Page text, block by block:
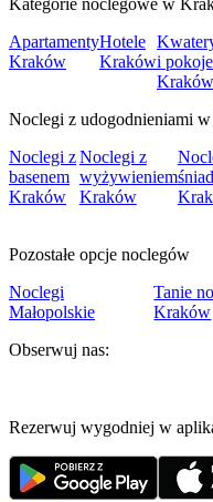
Apartamenty
Kraków
Hotele
Krakówi pokoje
Kraków
Noclegi z udogodnieniami
Noclegi z
basenem
Kraków
Noclegi z
wyżywieniem
Kraków
Pozostałe opcje noclegów
Noclegi
Małopolskie
Tanie
Kraków
Obserwuj nas:
Rezerwuj wygodniej w